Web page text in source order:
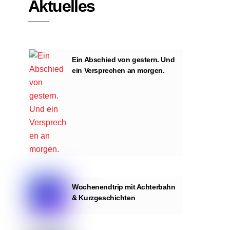
Aktuelles
Ein Abschied von gestern. Und
ein Versprechen an morgen.
Wochenendtrip mit Achterbahn
& Kurzgeschichten